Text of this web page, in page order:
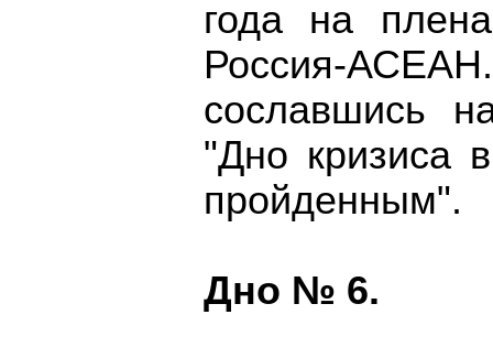
года на
Россия-
сославшись
"Дно кризиса
пройденным".
Дно № 6.